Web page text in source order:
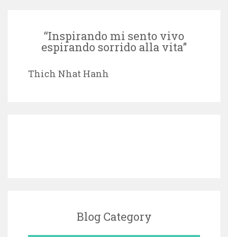
“Inspirando mi sento vivo
espirando sorrido alla vita”
Thich Nhat Hanh
Blog Category